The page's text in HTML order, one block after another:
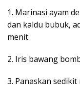
1. Marinasi ayam
dan kaldu bubuk,
menit
2. Iris bawang
3. Panaskan